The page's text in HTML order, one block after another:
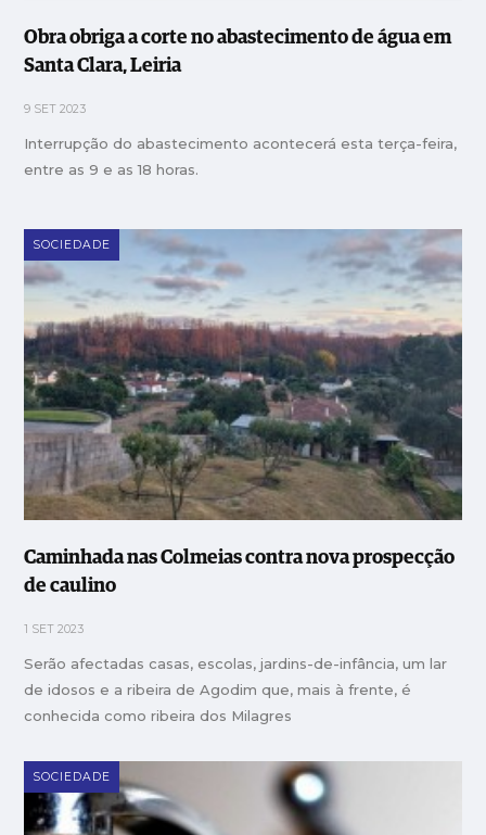
Obra obriga a corte no abastecimento de água em
Santa Clara, Leiria
9 SET 2023
Interrupção do abastecimento acontecerá esta terça-feira,
entre as 9 e as 18 horas.
SOCIEDADE
Caminhada nas Colmeias contra nova prospecção
de caulino
1 SET 2023
Serão afectadas casas, escolas, jardins-de-infância, um lar
de idosos e a ribeira de Agodim que, mais à frente, é
conhecida como ribeira dos Milagres
SOCIEDADE